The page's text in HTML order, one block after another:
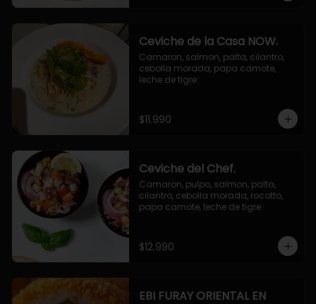
Ceviche de la Casa NOW.
Camaron, salmon, palta, cilantro,
cebolla morada, papa camote,
leche de tigre.
$11.990
Ceviche del Chef.
Camaron, pulpo, salmon, palta,
cilantro, cebolla morada, rocotto,
papa camote, leche de tigre.
$12.990
EBI FURAY ORIENTAL EN